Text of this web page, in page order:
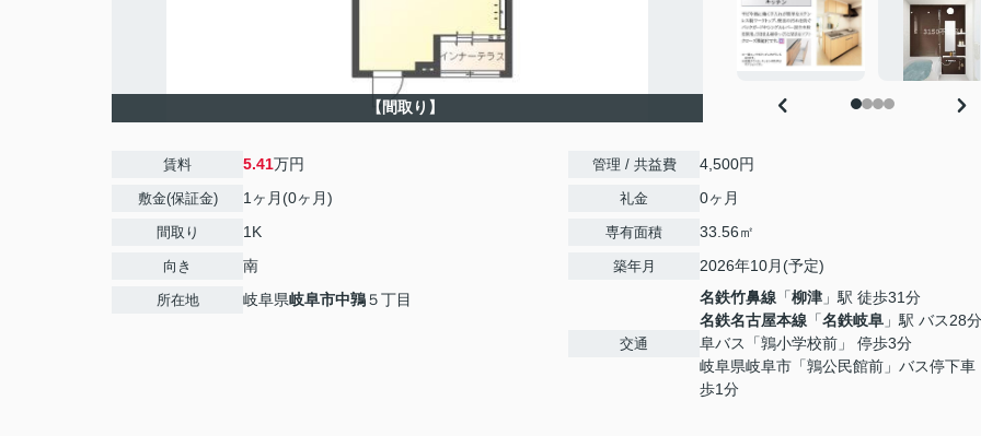
【間取り】
賃料 5.41万円
敷金(保証金) 1ヶ月(0ヶ月)
間取り 1K
向き 南
所在地 岐阜県岐阜市中鶉５丁目
管理 / 共益費 4,500円
礼金 0ヶ月
専有面積 33.56㎡
築年月 2026年10月(予定)
交通
名鉄竹鼻線 「柳津 」駅 徒歩31分
名鉄名古屋本線 「名鉄岐阜 」駅 バス28
阜バス「鶉小学校前」 停歩3分
岐阜県岐阜市「鶉公民館前」バス停下
歩1分